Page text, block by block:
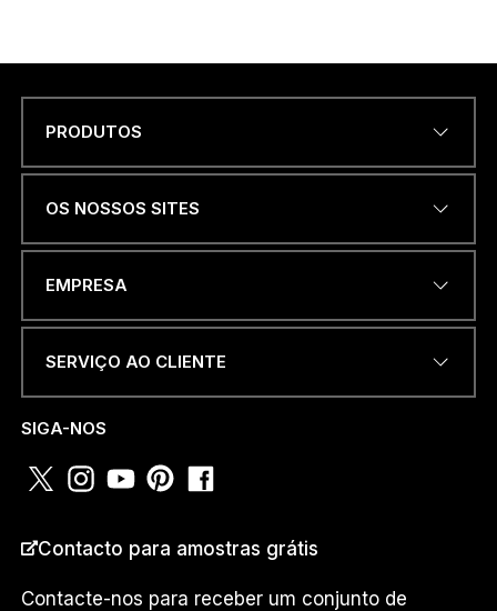
PRODUTOS
OS NOSSOS SITES
EMPRESA
SERVIÇO AO CLIENTE
SIGA-NOS
Contacto para amostras grátis
Contacte-nos para receber um conjunto de